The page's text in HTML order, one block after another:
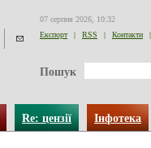
07 серпня 2026, 10:32
Експорт
| RSS | Контакти |
Пошук
Re: цензії Інфотека